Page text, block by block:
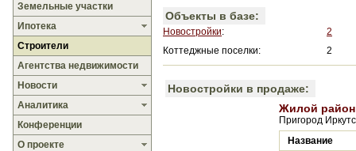
Земельные участки
Ипотека
Строители
Агентства недвижимости
Новости
Аналитика
Конференции
О проекте
Объекты в базе:
Новостройки:
2
Коттеджные поселки:
2
Новостройки в продаже:
Жилой
Пригород
Название